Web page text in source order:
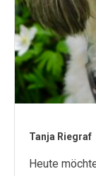
Tanja Riegraf
Heute